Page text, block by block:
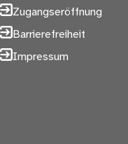
Zugangseröffnung
Barrierefreiheit
Impressum